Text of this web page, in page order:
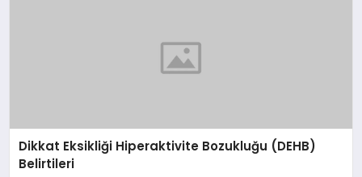
Dikkat Eksikliği Hiperaktivite Bozukluğu (DEHB)
Belirtileri